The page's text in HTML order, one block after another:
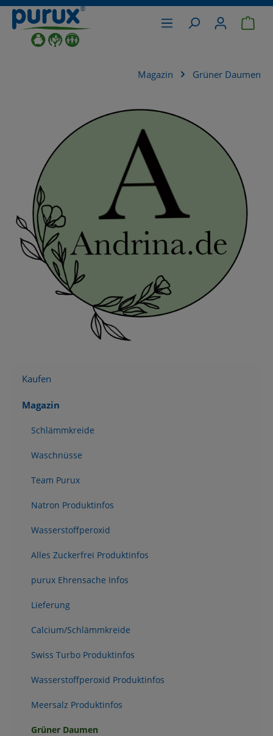
springen
Magazin Grüner Daumen
Kaufen
Magazin
Schlämmkreide
Waschnüsse
Team Purux
Natron Produktinfos
Wasserstoffperoxid
Alles Zuckerfrei Produktinfos
purux Ehrensache Infos
Lieferung
Calcium/Schlämmkreide
Swiss Turbo Produktinfos
Wasserstoffperoxid Produktinfos
Meersalz Produktinfos
Grüner Daumen